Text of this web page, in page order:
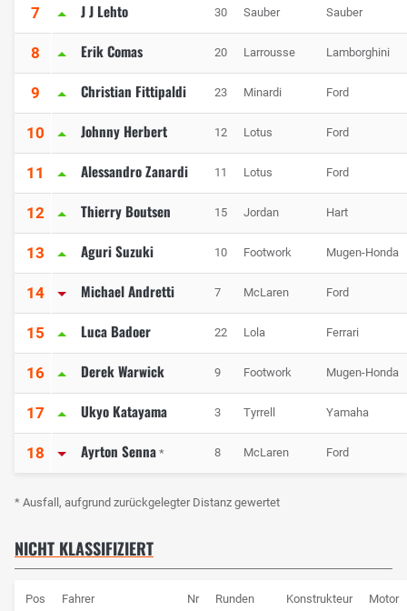
7 J J Lehto 30 Sauber Sauber
8 Erik Comas 20 Larrousse Lamborghini
9 Christian Fittipaldi 23 Minardi Ford
10 Johnny Herbert 12 Lotus Ford
11 Alessandro Zanardi 11 Lotus Ford
12 Thierry Boutsen 15 Jordan Hart
13 Aguri Suzuki 10 Footwork Mugen-Honda
14 Michael Andretti 7 McLaren Ford
15 Luca Badoer 22 Lola Ferrari
16 Derek Warwick 9 Footwork Mugen-Honda
17 Ukyo Katayama 3 Tyrrell Yamaha
18 Ayrton Senna * 8 McLaren Ford
* Ausfall, aufgrund zurückgelegter Distanz gewertet
NICHT KLASSIFIZIERT
Pos Fahrer Nr Runden Konstrukteur Motor